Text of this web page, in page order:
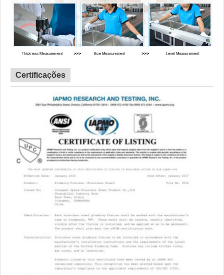
Certificações